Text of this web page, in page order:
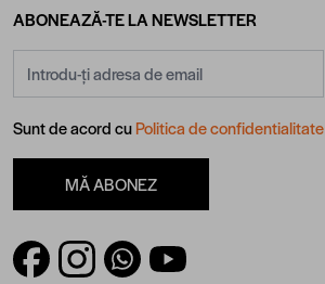
ABONEAZĂ-TE LA NEWSLETTER
Sunt de acord cuPolitica de confidentialitate
MĂ ABONEZ